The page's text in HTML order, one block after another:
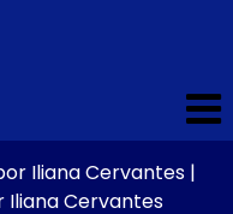
Iliana Cervantes |
Iliana Cervantes